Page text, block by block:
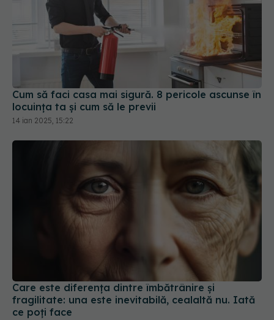
Cum să faci casa mai sigură. 8 pericole ascunse în
locuința ta și cum să le previi
14 ian 2025, 15:22
Care este diferența dintre îmbătrânire și
fragilitate: una este inevitabilă, cealaltă nu. Iată
ce poți face